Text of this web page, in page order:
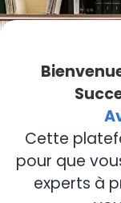
Cette
pour que
experts à